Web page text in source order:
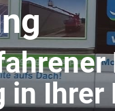
in Ihrer